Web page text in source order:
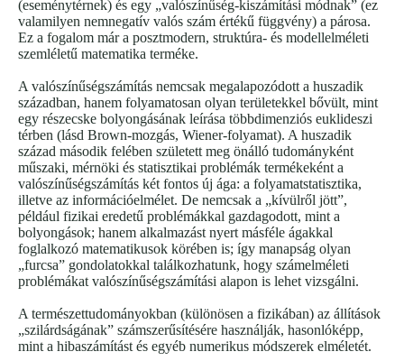
(eseménytérnek) és egy „valószínűség-kiszámítási módnak” (ez
valamilyen nemnegatív valós szám értékű függvény) a párosa.
Ez a fogalom már a posztmodern, struktúra- és modellelméleti
szemléletű matematika terméke.
A valószínűségszámítás nemcsak megalapozódott a huszadik
században, hanem folyamatosan olyan területekkel bővült, mint
egy részecske bolyongásának leírása többdimenziós euklideszi
térben (lásd Brown-mozgás, Wiener-folyamat). A huszadik
század második felében született meg önálló tudományként
műszaki, mérnöki és statisztikai problémák termékeként a
valószínűségszámítás két fontos új ága: a folyamatstatisztika,
illetve az információelmélet. De nemcsak a „kívülről jött”,
például fizikai eredetű problémákkal gazdagodott, mint a
bolyongások; hanem alkalmazást nyert másféle ágakkal
foglalkozó matematikusok körében is; így manapság olyan
„furcsa” gondolatokkal találkozhatunk, hogy számelméleti
problémákat valószínűségszámítási alapon is lehet vizsgálni.
A természettudományokban (különösen a fizikában) az állítások
„szilárdságának” számszerűsítésére használják, hasonlóképp,
mint a hibaszámítást és egyéb numerikus módszerek elméletét.